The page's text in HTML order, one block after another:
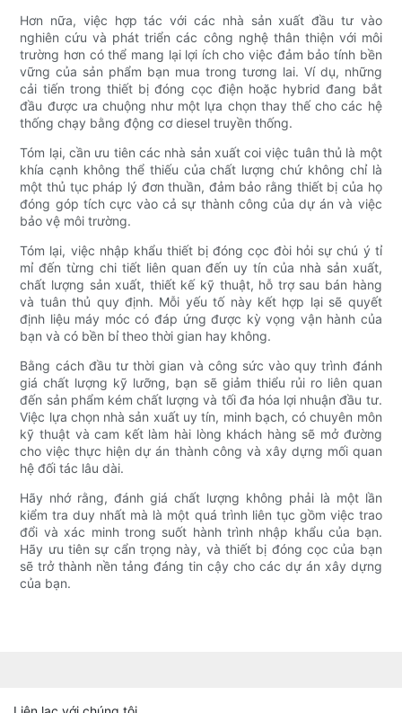
Hơn nữa, việc hợp tác với các nhà sản xuất đầu tư vào
nghiên cứu và phát triển các công nghệ thân thiện với môi
trường hơn có thể mang lại lợi ích cho việc đảm bảo tính bền
vững của sản phẩm bạn mua trong tương lai. Ví dụ, những
cải tiến trong thiết bị đóng cọc điện hoặc hybrid đang bắt
đầu được ưa chuộng như một lựa chọn thay thế cho các hệ
thống chạy bằng động cơ diesel truyền thống.
Tóm lại, cần ưu tiên các nhà sản xuất coi việc tuân thủ là một
khía cạnh không thể thiếu của chất lượng chứ không chỉ là
một thủ tục pháp lý đơn thuần, đảm bảo rằng thiết bị của họ
đóng góp tích cực vào cả sự thành công của dự án và việc
bảo vệ môi trường.
Tóm lại, việc nhập khẩu thiết bị đóng cọc đòi hỏi sự chú ý tỉ
mỉ đến từng chi tiết liên quan đến uy tín của nhà sản xuất,
chất lượng sản xuất, thiết kế kỹ thuật, hỗ trợ sau bán hàng
và tuân thủ quy định. Mỗi yếu tố này kết hợp lại sẽ quyết
định liệu máy móc có đáp ứng được kỳ vọng vận hành của
bạn và có bền bỉ theo thời gian hay không.
Bằng cách đầu tư thời gian và công sức vào quy trình đánh
giá chất lượng kỹ lưỡng, bạn sẽ giảm thiểu rủi ro liên quan
đến sản phẩm kém chất lượng và tối đa hóa lợi nhuận đầu tư.
Việc lựa chọn nhà sản xuất uy tín, minh bạch, có chuyên môn
kỹ thuật và cam kết làm hài lòng khách hàng sẽ mở đường
cho việc thực hiện dự án thành công và xây dựng mối quan
hệ đối tác lâu dài.
Hãy nhớ rằng, đánh giá chất lượng không phải là một lần
kiểm tra duy nhất mà là một quá trình liên tục gồm việc trao
đổi và xác minh trong suốt hành trình nhập khẩu của bạn.
Hãy ưu tiên sự cẩn trọng này, và thiết bị đóng cọc của bạn
sẽ trở thành nền tảng đáng tin cậy cho các dự án xây dựng
của bạn.